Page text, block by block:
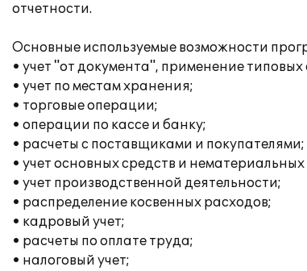
отчетности.
Основные используемые возможности
• учет "от документа", применение
• учет по местам хранения;
• торговые операции;
• операции по кассе и банку;
• расчеты с поставщиками и покупателями;
• учет основных средств и нематериальных
• учет производственной деятельности;
• распределение косвенных расходов;
• кадровый учет;
• расчеты по оплате труда;
• налоговый учет;